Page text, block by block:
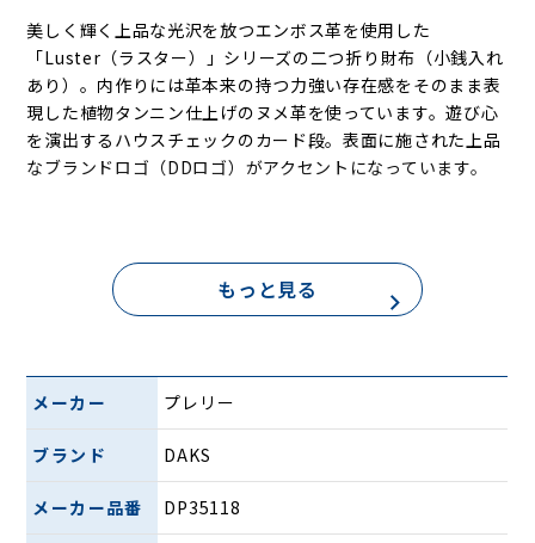
美しく輝く上品な光沢を放つエンボス革を使用した
「Luster（ラスター）」シリーズの二つ折り財布（小銭入れ
あり）。内作りには革本来の持つ力強い存在感をそのまま表
現した植物タンニン仕上げのヌメ革を使っています。遊び心
を演出するハウスチェックのカード段。表面に施された上品
なブランドロゴ（DDロゴ）がアクセントになっています。
カラーはブラック、ダークブラウン、ネイビー、グリーンの
もっと見る
メーカー プレリー
ブランド DAKS
メーカー品番 DP35118